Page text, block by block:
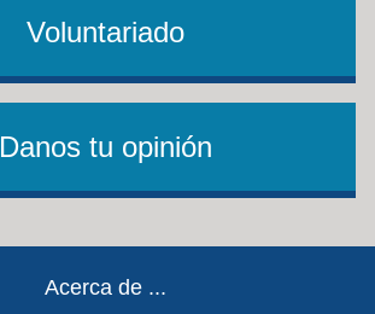
Voluntariado
Danos tu opinión
Acerca de ...